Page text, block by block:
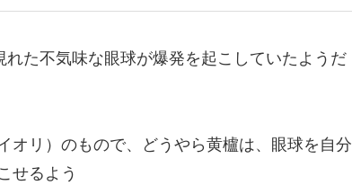
た不気味な眼球が爆発を起こしていたようだ
オリ）のもので、どうやら黄櫨は、眼球を自分
せるよう